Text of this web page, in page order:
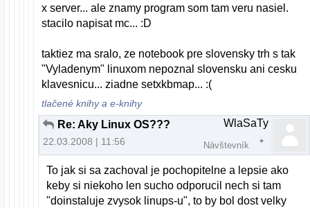
x server... ale znamy program som tam veru nasiel.
stacilo napisat mc... :D
taktiez ma sralo, ze notebook pre slovensky trh s tak
"Vyladenym" linuxom nepoznal slovensku ani cesku
klavesnicu... ziadne setxkbmap... :(
tlačené knihy a e-knihy
Re: Aky Linux OS???
22.03.2008 | 11:56
WlaSaTy
Návštevník
To jak si sa zachoval je pochopitelne a lepsie ako
keby si niekoho len sucho odporucil nech si tam
"doinstaluje zvysok linups-u", to by bol dost velky